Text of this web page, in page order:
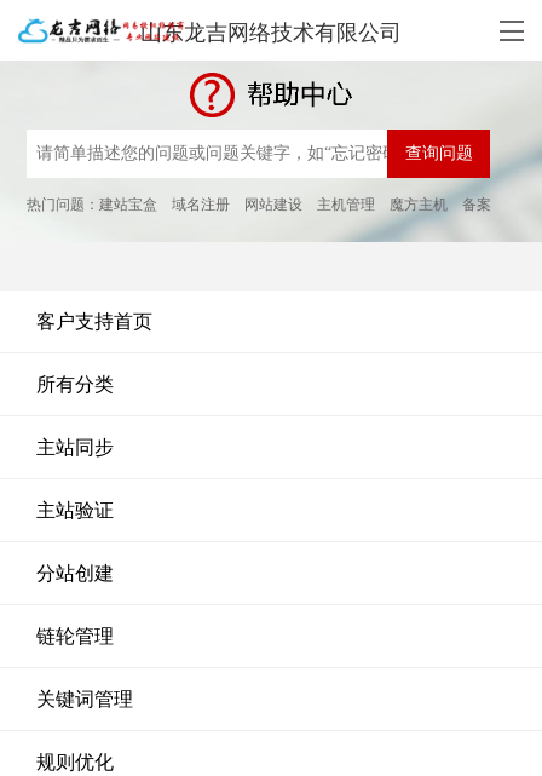
山东龙吉网络技术有限公司
热门问题：建站宝盒 域名注册 网站建设 主机管理 魔方主机 备案
客户支持首页
所有分类
主站同步
主站验证
分站创建
链轮管理
关键词管理
规则优化